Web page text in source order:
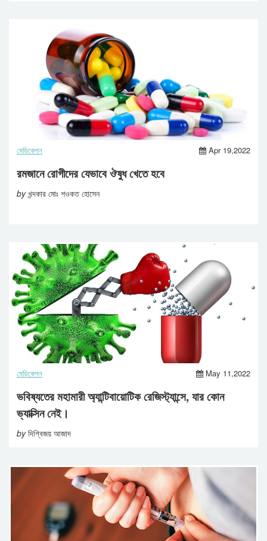
মেডিকেশন Apr 19,2022
রমজানে রোগীদের যেভাবে ঔষুধ খেতে হবে
byখন্দকার মোঃ শওকত হোসেন
মেডিকেশন May 11,2022
ভবিষ্যতের মহামারী অ্যান্টিবায়োটিক রেজিস্ট্যান্সে, যার কোন
ভ্যাক্সিন নেই।
byদিগ্বিজয় আজাদ